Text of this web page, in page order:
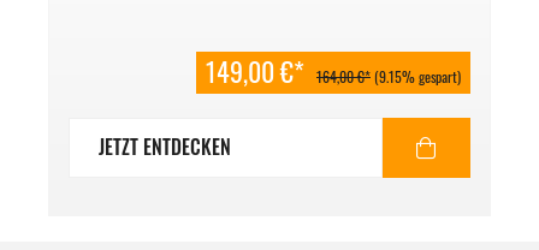
149,00 €* 164,00 €*(9.15% gespart)
JETZT ENTDECKEN